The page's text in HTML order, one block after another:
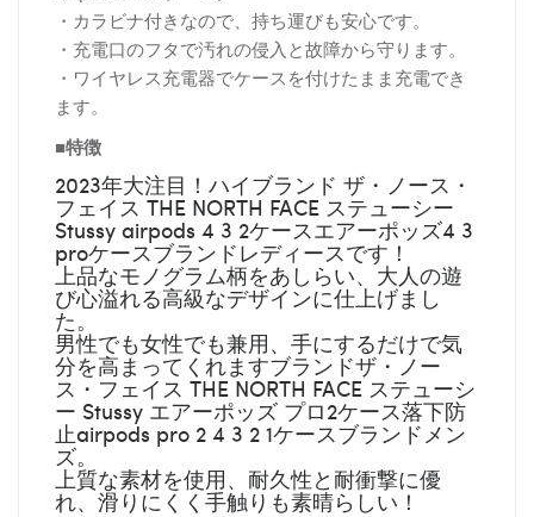
・カラビナ付きなので、持ち運びも安心です。
・充電口のフタで汚れの侵入と故障から守ります。
・ワイヤレス充電器でケースを付けたまま充電でき
ます。
■特徴
2023年大注目！ハイブランド ザ・ノース・
フェイス THE NORTH FACE ステューシー
Stussy airpods 4 3 2ケースエアーポッズ4 3
proケースブランドレディースです！
上品なモノグラム柄をあしらい、大人の遊
び心溢れる高級なデザインに仕上げまし
た。
男性でも女性でも兼用、手にするだけで気
分を高まってくれますブランドザ・ノー
ス・フェイス THE NORTH FACE ステューシ
ー Stussy エアーポッズ プロ2ケース落下防
止airpods pro 2 4 3 2 1ケースブランドメン
ズ。
上質な素材を使用、耐久性と耐衝撃に優
れ、滑りにくく手触りも素晴らしい！